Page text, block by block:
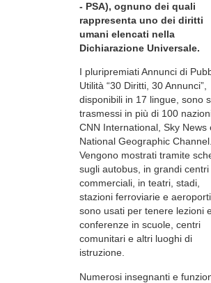
- PSA), ognuno dei quali
rappresenta uno dei diritti
umani elencati nella
Dichiarazione Universale.
I pluripremiati Annunci di
Utilità “30 Diritti, 30 Annunci”,
disponibili in 17 lingue, sono
trasmessi in più di 100
CNN International, Sky News
National Geographic Channel.
Vengono mostrati tramite
sugli autobus, in grandi centri
commerciali, in teatri, stadi,
stazioni ferroviarie e
sono usati per tenere lezioni
conferenze in scuole, centri
comunitari e altri luoghi di
istruzione.
Numerosi insegnanti e